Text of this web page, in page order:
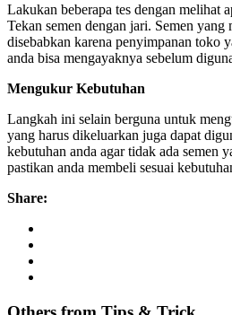
Lakukan beberapa tes dengan melihat
Tekan semen dengan jari. Semen yang
disebabkan karena penyimpanan toko
anda bisa mengayaknya sebelum
Mengukur Kebutuhan
Langkah ini selain berguna untuk
yang harus dikeluarkan juga dapat
kebutuhan anda agar tidak ada semen
pastikan anda membeli sesuai
Share: